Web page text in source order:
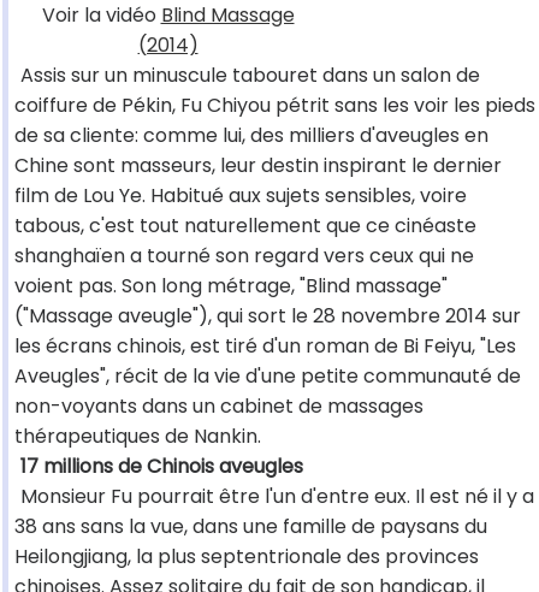
Voir la vidéo Blind Massage
(2014)
Assis sur un minuscule tabouret dans un salon de
coiffure de Pékin, Fu Chiyou pétrit sans les voir les pieds
de sa cliente: comme lui, des milliers d'aveugles en
Chine sont masseurs, leur destin inspirant le dernier
film de Lou Ye. Habitué aux sujets sensibles, voire
tabous, c'est tout naturellement que ce cinéaste
shanghaïen a tourné son regard vers ceux qui ne
voient pas. Son long métrage, "Blind massage"
("Massage aveugle"), qui sort le 28 novembre 2014 sur
les écrans chinois, est tiré d'un roman de Bi Feiyu, "Les
Aveugles", récit de la vie d'une petite communauté de
non-voyants dans un cabinet de massages
thérapeutiques de Nankin.
17 millions de Chinois aveugles
Monsieur Fu pourrait être l'un d'entre eux. Il est né il y a
38 ans sans la vue, dans une famille de paysans du
Heilongjiang, la plus septentrionale des provinces